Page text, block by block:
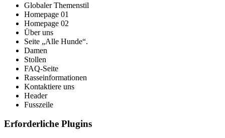
Globaler Themenstil
Homepage 01
Homepage 02
Über uns
Seite „Alle Hunde“.
Damen
Stollen
FAQ-Seite
Rasseinformationen
Kontaktiere uns
Header
Fusszeile
Erforderliche Plugins